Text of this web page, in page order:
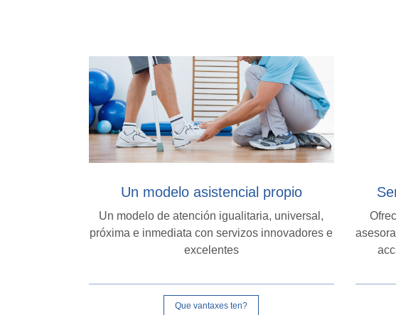
Un modelo asistencial propio
Un modelo de atención igualitaria, universal,
próxima e inmediata con servizos innovadores e
excelentes
Que vantaxes ten?